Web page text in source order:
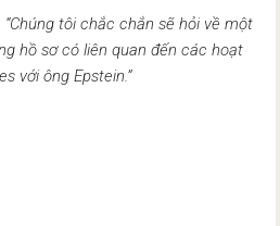
“Chúng tôi chắc chắn sẽ hỏi về một
hồ sơ có liên quan đến các hoạt
với ông Epstein.”